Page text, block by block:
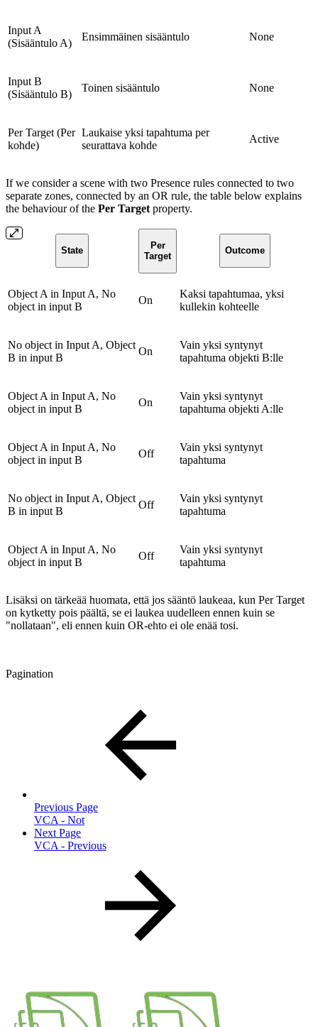
Input A
(Sisääntulo A)
Ensimmäinen sisääntulo None
Input B
(Sisääntulo B)
Toinen sisääntulo None
Per Target (Per
kohde)
Laukaise yksi tapahtuma per
seurattava kohde
Active
If we consider a scene with two Presence rules connected to two
separate zones, connected by an OR rule, the table below explains
the behaviour of the Per Target property.
State
Per
Target
Outcome
Object A in Input A, No
object in input B
On
Kaksi tapahtumaa, yksi
kullekin kohteelle
No object in Input A, Object
B in input B
On
Vain yksi syntynyt
tapahtuma objekti B:lle
Object A in Input A, No
object in input B
On
Vain yksi syntynyt
tapahtuma objekti A:lle
Object A in Input A, No
object in input B
Off
Vain yksi syntynyt
tapahtuma
No object in Input A, Object
B in input B
Off
Vain yksi syntynyt
tapahtuma
Object A in Input A, No
object in input B
Off
Vain yksi syntynyt
tapahtuma
Lisäksi on tärkeää huomata, että jos sääntö laukeaa, kun Per Target
on kytketty pois päältä, se ei laukea uudelleen ennen kuin se
"nollataan", eli ennen kuin OR-ehto ei ole enää tosi.
Pagination
Previous Page
VCA - Not
Next Page
VCA - Previous